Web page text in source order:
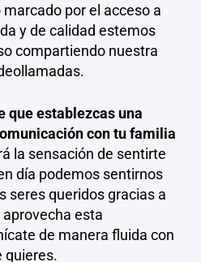
por el acceso a
y de calidad estemos
compartiendo nuestra
que establezcas una
con tu familia
la sensación de sentirte
día podemos sentirnos
seres queridos gracias a
aprovecha esta
de manera fluida con
quieres.